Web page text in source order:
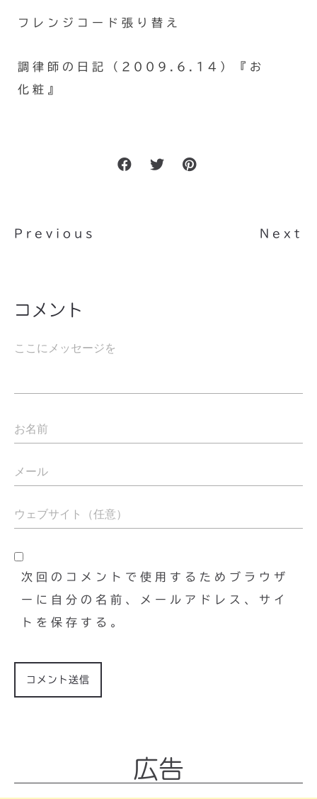
フレンジコード張り替え
調律師の日記（2009.6.14）『お
化粧』
Previous Next
コメント
次回のコメントで使用するためブラウザ
ーに自分の名前、メールアドレス、サイ
トを保存する。
広告